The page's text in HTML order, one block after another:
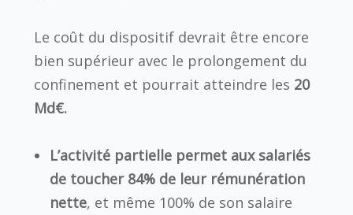
Le coût du dispositif devrait être encore
bien supérieur avec le prolongement du
confinement et pourrait atteindre les 20
Md€.
L’activité partielle permet aux salariés
de toucher 84% de leur rémunération
nette, et même 100% de son salaire